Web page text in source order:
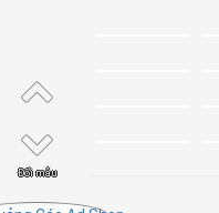
Đổi mẫu